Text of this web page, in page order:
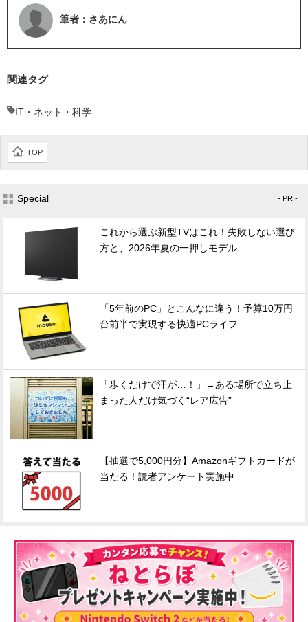
筆者：さあにん
関連タグ
IT・ネット・科学
TOP
Special - PR -
これから選ぶ新型TVはこれ！失敗しない選び
方と、2026年夏の一押しモデル
「5年前のPC」とこんなに違う！予算10万円
台前半で実現する快適PCライフ
「歩くだけで汗が…！」→ある場所で立ち止
まった人だけ気づく“レア広告”
【抽選で5,000円分】Amazonギフトカードが
当たる！読者アンケート実施中